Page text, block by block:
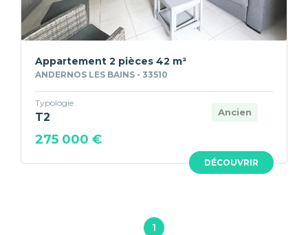
DÉCOUVRIR
Appartement 2 pièces 42 m²
ANDERNOS LES BAINS - 33510
Ancien
Typologie
T2
275 000 €
1